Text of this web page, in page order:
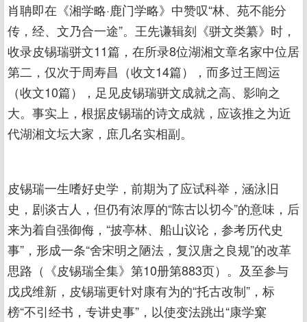
肖聃即在《湘学略·鹿门学略》中赞叹“林、苑不能分
传，经、文乃合一途”。王先谦辑刻《骈文类纂》时，
收录皮锡瑞骈文11篇，在所录8位湖湘文章名家中位居
第二，仅次于周寿昌（收文14篇），而多过王闿运
（收文10篇），足见皮锡瑞骈文成就之高、影响之
大。事实上，根据皮锡瑞的诗文成就，应该推之为近
代湖湘文坛大家，庶几名实相副。
皮锡瑞一生嗜好史学，前期为了应试科举，涵泳旧
史，剧谈古人，但仍有浓厚的“陈古以切今”的意味，后
来为着自强御侮，“披亭林、船山议论，参考历代史
事”，形成一条“舍宋明之陋法，复汉唐之良规”的改革
思路（《皮锡瑞全集》第10册第883页）。及至参与
戊戌维新，皮锡瑞更针对康有为的“托古改制”，标
榜“不引经书，专讲史事”，以使变法跳出“康学窠